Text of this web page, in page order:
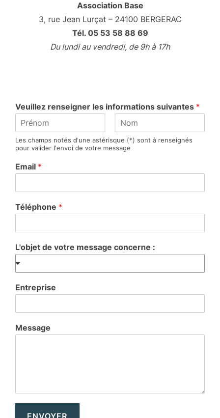
Association Base
3, rue Jean Lurçat – 24100 BERGERAC
Tél. 05 53 58 88 69
Du lundi au vendredi, de 9h à 17h
Veuillez renseigner les informations suivantes *
r
é
o
m
o
m
Les champs notés d'une astérisque (*) sont à renseignés
pour valider l'envoi de votre message
Email *
Téléphone *
L'objet de votre message concerne :
Entreprise
Message